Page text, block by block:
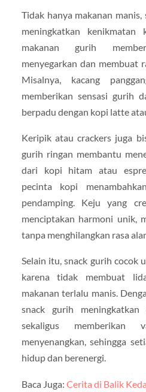
Tidak hanya makanan
meningkatkan
makanan gurih
menyegarkan dan membuat
Misalnya, kacang
memberikan sensasi gurih
berpadu dengan kopi latte
Keripik atau crackers juga
gurih ringan membantu
dari kopi hitam atau
pecinta kopi
pendamping. Keju yang
menciptakan harmoni unik,
tanpa menghilangkan rasa
Selain itu, snack gurih cocok
karena tidak membuat
makanan terlalu manis.
snack gurih meningkatkan
sekaligus memberikan
menyenangkan, sehingga
hidup dan berenergi.
Baca Juga: Cerita di Balik